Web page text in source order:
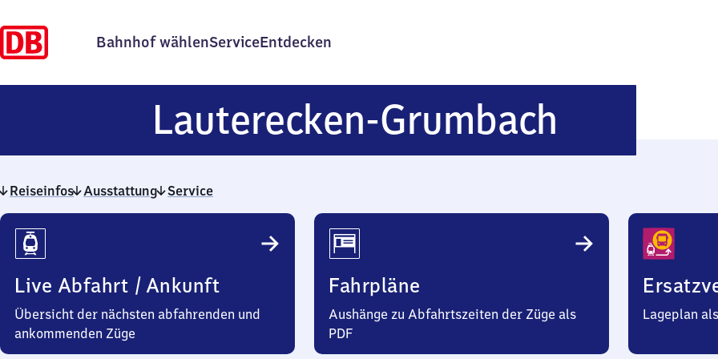
Bahnhof wählenServiceEntdecken
Lauterecken-Grumbach
Grumbach
Reiseinfos Ausstattung Service
Reiseinfos
Live Abfahrt / Ankunft
Übersicht der nächsten abfahrenden und
ankommenden Züge
Fahrpläne
Aushänge zu Abfahrtszeiten der Züge als
PDF
Lageplan